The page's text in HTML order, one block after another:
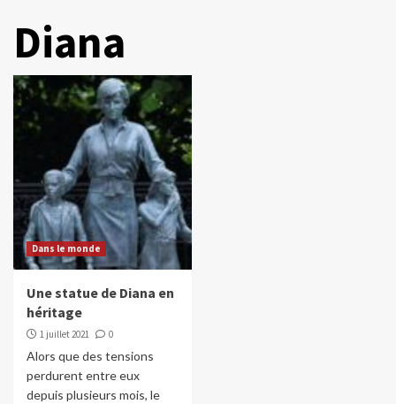
Diana
Dans le monde
Une statue de Diana en
héritage
1 juillet 2021 0
Alors que des tensions
perdurent entre eux
depuis plusieurs mois, le